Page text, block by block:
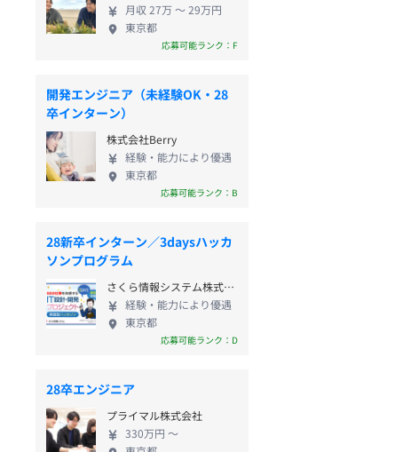
月収 27万 〜 29万円
東京都
応募可能ランク：F
開発エンジニア（未経験OK・28
卒インターン）
株式会社Berry
経験・能力により優遇
東京都
応募可能ランク：B
28新卒インターン／3daysハッカ
ソンプログラム
さくら情報システム株式会社
経験・能力により優遇
東京都
応募可能ランク：D
28卒エンジニア
プライマル株式会社
330万円 〜